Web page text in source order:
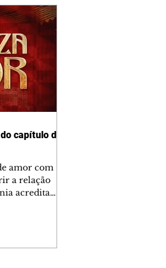
capítulo de
amor com
a relação
acredita